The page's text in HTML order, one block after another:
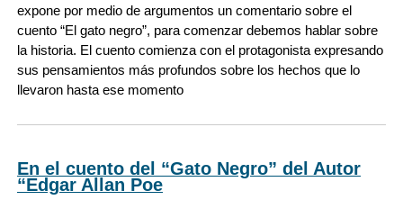
expone por medio de argumentos un comentario sobre el
cuento “El gato negro”, para comenzar debemos hablar sobre
la historia. El cuento comienza con el protagonista expresando
sus pensamientos más profundos sobre los hechos que lo
llevaron hasta ese momento
En el cuento del “Gato Negro” del Autor
“Edgar Allan Poe